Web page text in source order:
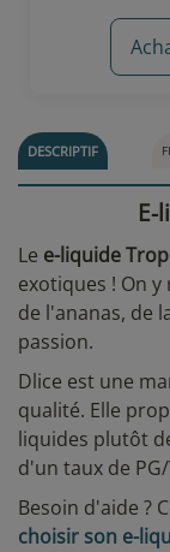
DESCRIPTIF
E-
Le e-liquide
exotiques ! On
de l'ananas, de
passion.
Dlice est une
qualité. Elle
liquides plutôt
d'un taux de
Besoin d'aide ?
choisir son e-